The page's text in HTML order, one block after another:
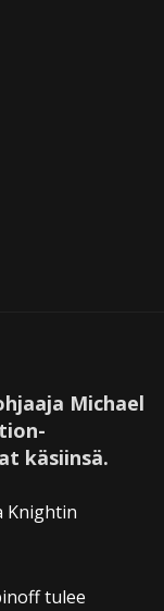
Michael
käsiinsä.
Knightin
tulee